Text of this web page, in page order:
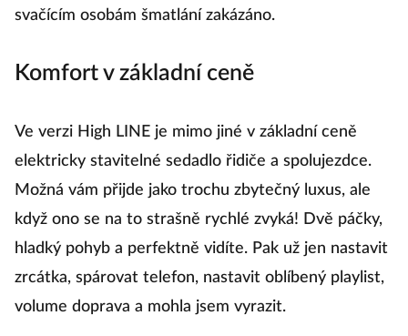
svačícím osobám šmatlání zakázáno.
Komfort v základní ceně
Ve verzi High LINE je mimo jiné v základní ceně
elektricky stavitelné sedadlo řidiče a spolujezdce.
Možná vám přijde jako trochu zbytečný luxus, ale
když ono se na to strašně rychlé zvyká! Dvě páčky,
hladký pohyb a perfektně vidíte. Pak už jen nastavit
zrcátka, spárovat telefon, nastavit oblíbený playlist,
volume doprava a mohla jsem vyrazit.